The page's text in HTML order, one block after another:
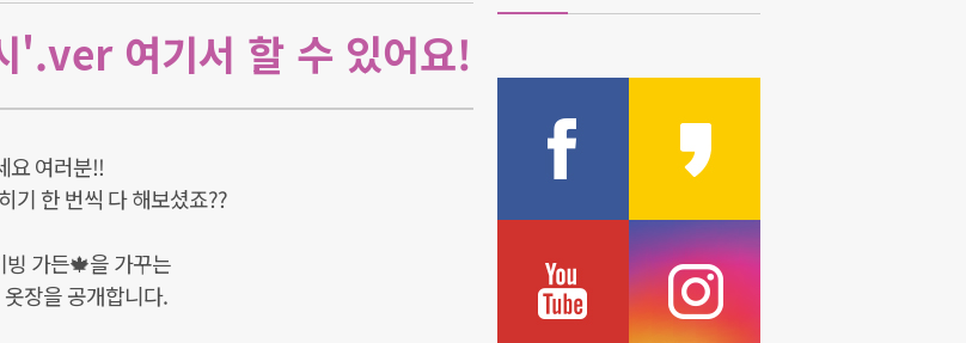
'.ver 여기서 할 수 있어요!
요 여러분!!
기 한 번씩 다 해보셨죠??
가든🍁을 가꾸는
장을 공개합니다.